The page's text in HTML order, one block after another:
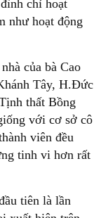
chỉ hoạt
như hoạt động
của bà Cao
Tây, H.Đức
thất Bồng
với cơ sở cô
viên đều
tinh vi hơn rất
tiên là lần